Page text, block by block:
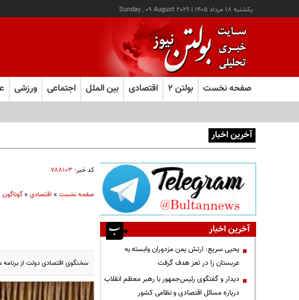
يکشنبه ۱۸ مرداد ۱۴۰۵ |
Sunday , 09 August 2026
صفحه نخست بولتن ۲ اقتصادی بین الملل اجتماعی ورزشی
آخرین اخبار
کد خبر: ۷۸۸۱۰۳
صفحه نخست» اقتصادی»گوناگون
سخنگوی اقتصادی دولت از
آخرین اخبار
یحیی سریع: ارتش یمن مزدوران وابسته به
عربستان را در تعز هدف گرفت
دیدار و گفتگوی رئیس‌جمهور با رهبر معظم انقلاب
درباره مسائل اقتصادی و نظامی کشور